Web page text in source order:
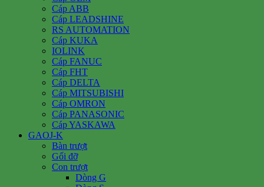
Cáp ABB
Cáp LEADSHINE
RS AUTOMATION
Cáp KUKA
IOLINK
Cáp FANUC
Cáp FHT
Cáp DELTA
Cáp MITSUBISHI
Cáp OMRON
Cáp PANASONIC
Cáp YASKAWA
GAOJ-K
Bàn trượt
Gối đỡ
Con trượt
Dòng G